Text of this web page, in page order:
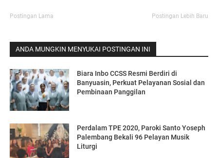
Postingan Lama Postingan Lebih Baru
ANDA MUNGKIN MENYUKAI POSTINGAN INI
Biara Inbo CCSS Resmi Berdiri di
Banyuasin, Perkuat Pelayanan Sosial dan
Pembinaan Panggilan
Perdalam TPE 2020, Paroki Santo Yoseph
Palembang Bekali 96 Pelayan Musik
Liturgi